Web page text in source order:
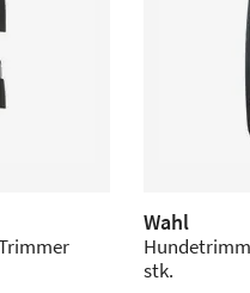
Wahl
stk.